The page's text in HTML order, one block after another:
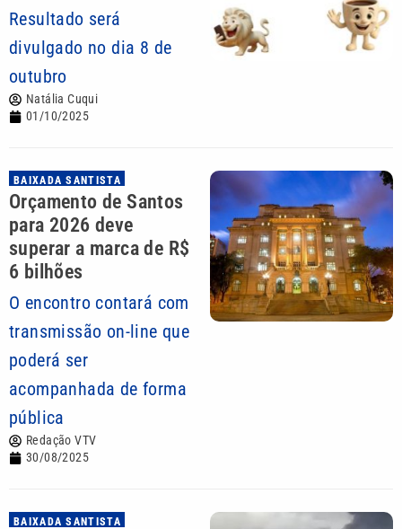
Resultado será
divulgado no dia 8 de
outubro
Natália Cuqui
01/10/2025
BAIXADA SANTISTA
Orçamento de Santos
para 2026 deve
superar a marca de R$
6 bilhões
O encontro contará com
transmissão on-line que
poderá ser
acompanhada de forma
pública
Redação VTV
30/08/2025
BAIXADA SANTISTA